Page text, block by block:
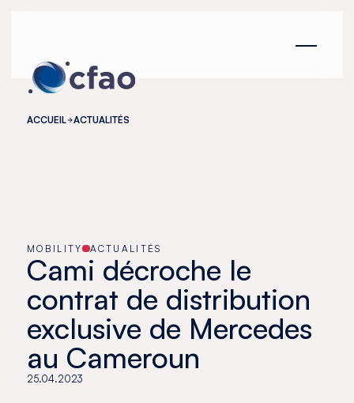
ACCUEIL ACTUALITÉS
MOBILITY ACTUALITÉS
Cami décroche le
contrat de distribution
exclusive de Mercedes
au Cameroun
25.04.2023